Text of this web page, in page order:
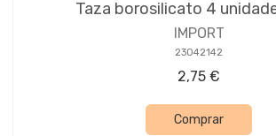
Taza borosilicato 4
IMPORT
23042142
2,75 €
Comprar